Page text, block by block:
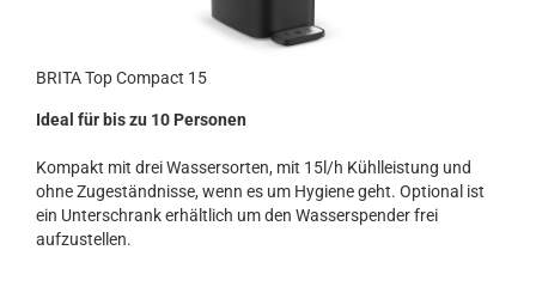
BRITA Top Compact 15
Ideal für bis zu 10 Personen
Kompakt mit drei Wassersorten, mit 15l/h Kühlleistung und
ohne Zugeständnisse, wenn es um Hygiene geht. Optional ist
ein Unterschrank erhältlich um den Wasserspender frei
aufzustellen.